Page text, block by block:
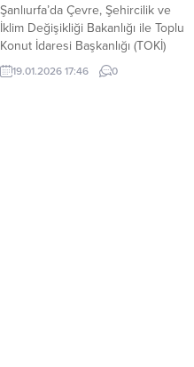
Şanlıurfa’da Çevre, Şehircilik ve
İklim Değişikliği Bakanlığı ile Toplu
Konut İdaresi Başkanlığı (TOKİ)
koordinesinde gerçekleştirilen Ev
Sahibi Türkiye 500 bin Sosyal
19.01.2026 17:46 0